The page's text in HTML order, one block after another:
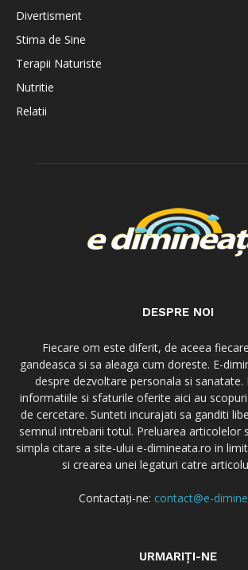
Divertisment
Stima de Sine
Terapii Naturiste
Nutritie
Relatii
DESPRE NOI
Fiecare om este diferit, de aceea
gandeasca si sa aleaga cum doreste. E-
despre dezvoltare personala si sanatate.
informatiile si sfaturile oferite aici au
de cercetare. Sunteti incurajati sa ganditi
semnul intrebarii totul. Preluarea articolelor
simpla citare a site-ului e-dimineata.ro in
si crearea unei legaturi catre
Contactați-ne: contact@e-
URMARIȚI-NE